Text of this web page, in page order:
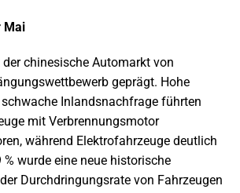
Mai
der chinesische Automarkt von
geprägt. Hohe
schwache Inlandsnachfrage führten
mit Verbrennungsmotor
während Elektrofahrzeuge deutlich
wurde eine neue historische
Durchdringungsrate von Fahrzeugen